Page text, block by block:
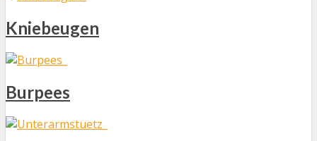
Kniebeugen
Burpees